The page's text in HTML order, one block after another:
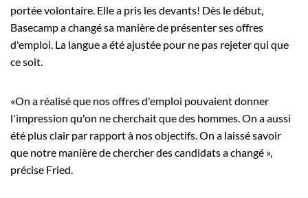
portée volontaire. Elle a pris les devants! Dès le début,
Basecamp a changé sa manière de présenter ses offres
d'emploi. La langue a été ajustée pour ne pas rejeter qui que
ce soit.
«On a réalisé que nos offres d'emploi pouvaient donner
l'impression qu'on ne cherchait que des hommes. On a aussi
été plus clair par rapport à nos objectifs. On a laissé savoir
que notre manière de chercher des candidats a changé »,
précise Fried.